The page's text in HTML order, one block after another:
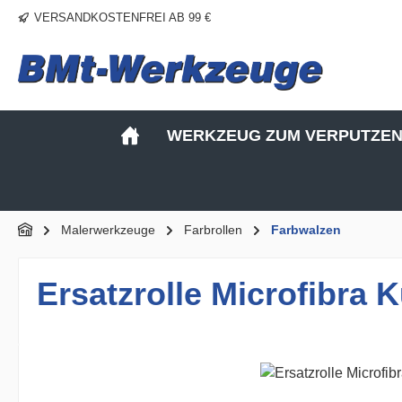
Hauptinhalt springen
Zur Suche springen
Zur Hauptnavigation springen
VERSANDKOSTENFREI AB 99 €
WERKZEUG ZUM VERPUTZEN
Malerwerkzeuge Farbrollen Farbwalzen
Ersatzrolle Microfibra